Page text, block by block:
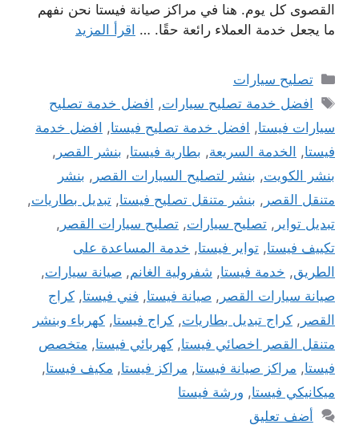
القصوى كل يوم. هنا في مراكز صيانة فيستا نحن نفهم
ما يجعل خدمة العملاء رائعة حقًا. … اقرأ المزيد
التصنيفات
تصليح سيارات
الوسوم
افضل خدمة تصليح سيارات, افضل خدمة تصليح
سيارات فيستا, افضل خدمة تصليح فيستا, افضل خدمة
فيستا, الخدمة السريعة, بطارية فيستا, بنشر القصر ,
بنشر الكويت, بنشر لتصليح السيارات القصر , بنشر
متنقل القصر , بنشر متنقل تصليح فيستا, تبديل بطاريات,
تبديل تواير , تصليح سيارات, تصليح سيارات القصر ,
تكييف فيستا, تواير فيستا, خدمة المساعدة على
الطريق, خدمة فيستا, شفرولية الغانم, صيانة سيارات,
صيانة سيارات القصر , صيانة فيستا, فني فيستا, كراج
القصر , كراج تبديل بطاريات, كراج فيستا, كهرباء وبنشر
متنقل القصر اخصائي فيستا, كهربائي فيستا, متخصص
فيستا, مراكز صيانة فيستا, مراكز فيستا, مكيف فيستا,
ميكانيكي فيستا, ورشة فيستا
أضف تعليق